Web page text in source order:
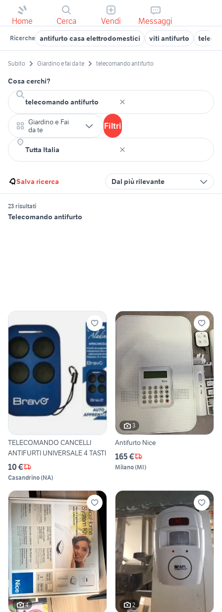
Home Cerca Vendi Messaggi
Ricerche antifurto casa elettrodomestici viti antifurto
Subito Giardino e fai da te telecomando antifurto
Cosa cerchi?
Giardino e Fai
da te
Filtri
Salva ricerca Dal più rilevante
23 risultati
Telecomando antifurto
TELECOMANDO CANCELLI
ANTIFURTI UNIVERSALE 4 TASTI
10 €
Casandrino(NA)
3
Antifurto Nice
165 €
Milano(MI)
4 2